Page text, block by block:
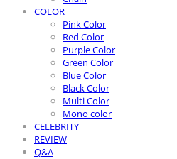
COLOR
Pink Color
Red Color
Purple Color
Green Color
Blue Color
Black Color
Multi Color
Mono color
CELEBRITY
REVIEW
Q&A